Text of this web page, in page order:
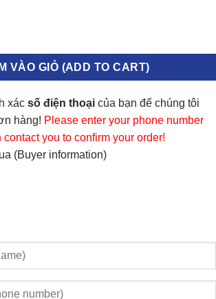
VINFAST FADIL 2018-2022 | 25203220 số
VÀO GIỎ (ADD TO CART)
xác số điện thoại của bạn để chúng tôi
hàng! Please enter your phone number
you to confirm your order!
(Buyer information)